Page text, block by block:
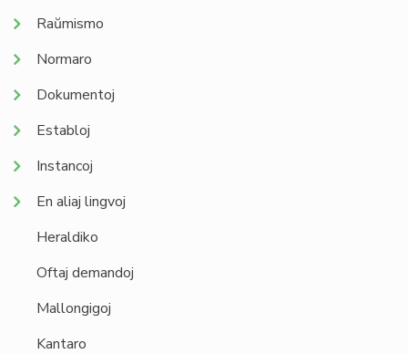
Raŭmismo
Normaro
Dokumentoj
Establoj
Instancoj
En aliaj lingvoj
Heraldiko
Oftaj demandoj
Mallongigoj
Kantaro